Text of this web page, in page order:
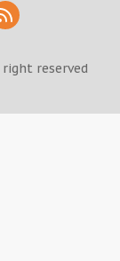
reserved